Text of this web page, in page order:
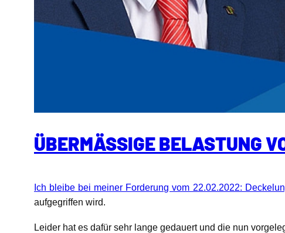
ÜBERMÄSSIGE BELASTUNG
Ich bleibe bei meiner Forderung vom 22.02.2022:
aufgegriffen wird.
Leider hat es dafür sehr lange gedauert und die nun